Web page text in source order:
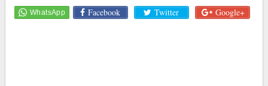
Facebook Twitter Google+